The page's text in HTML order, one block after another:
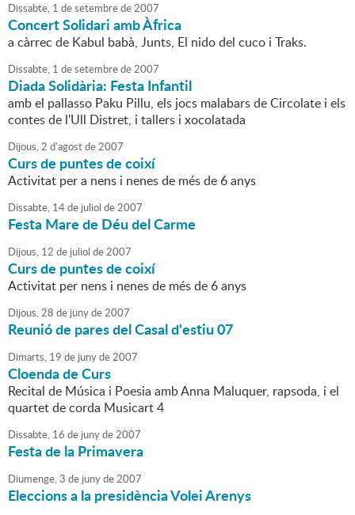
Dissabte, 1 desetembrede2007
Concert Solidari amb Àfrica
a càrrec de Kabul babà, Junts, El nido del cuco i Traks.
Dissabte, 1 desetembrede2007
Diada Solidària: Festa Infantil
amb el pallasso Paku Pillu, els jocs malabars de Circolate i els
contes de l'Ull Distret, i tallers i xocolatada
Dijous,2 d'agostde2007
Curs de puntes de coixí
Activitat per a nens i nenes de més de 6 anys
Dissabte, 14de juliol de2007
Festa Mare de Déu del Carme
Dijous, 12 de juliol de2007
Curs de puntes de coixí
Activitat per nens i nenes de més de 6 anys
Dijous,28 de junyde2007
Reunió de pares del Casal d'estiu 07
Dimarts, 19 de junyde2007
Cloenda de Curs
Recital de Música i Poesia amb Anna Maluquer, rapsoda, i el
quartet de corda Musicart 4
Dissabte, 16 de junyde2007
Festa de la Primavera
Diumenge,3 de junyde2007
Eleccions a la presidència Volei Arenys